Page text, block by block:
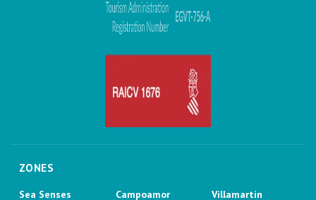
ZONES
Sea Senses
Campoamor
Villamartin